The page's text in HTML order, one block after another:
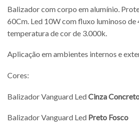
Balizador com corpo em alumínio.
60Cm. Led 10W com fluxo luminoso de
temperatura de cor de 3.000k.
Aplicação em ambientes internos e
Cores:
Balizador Vanguard LedCinza
Balizador Vanguard Led Preto Fosco